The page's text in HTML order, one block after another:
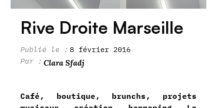
Rive Droite Marseille
8 février 2016
Clara Sfadj
Café, boutique, brunchs, projets